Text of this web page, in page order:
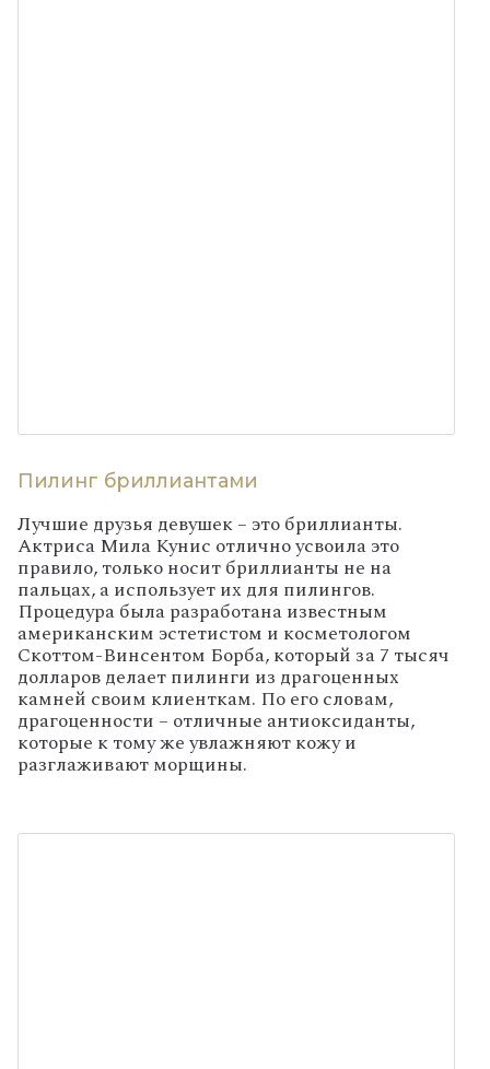
Пилинг бриллиантами
Лучшие друзья девушек – это бриллианты.
Актриса Мила Кунис отлично усвоила это
правило, только носит бриллианты не на
пальцах, а использует их для пилингов.
Процедура была разработана известным
американским эстетистом и косметологом
Скоттом-Винсентом Борба, который за 7 тысяч
долларов делает пилинги из драгоценных
камней своим клиенткам. По его словам,
драгоценности – отличные антиоксиданты,
которые к тому же увлажняют кожу и
разглаживают морщины.